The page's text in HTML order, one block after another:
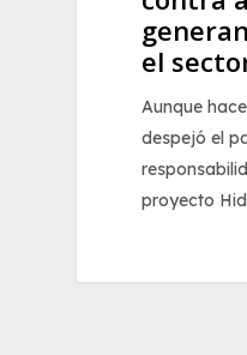
el
Aunque
despejó el
proyecto